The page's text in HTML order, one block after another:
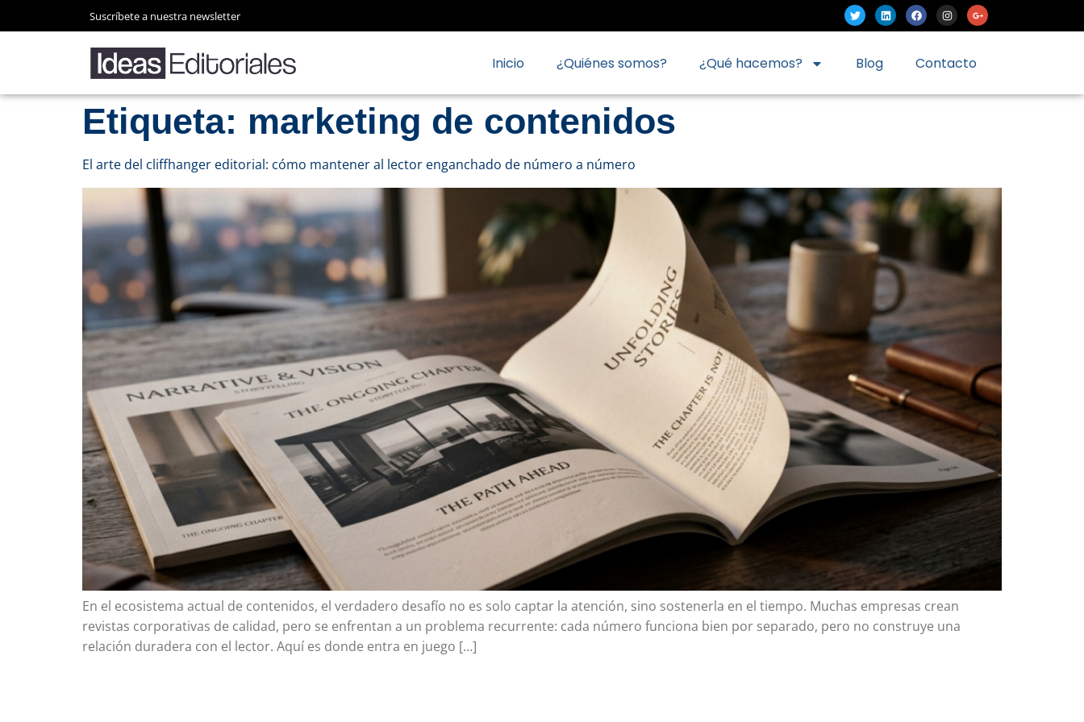
Suscríbete a nuestra newsletter
Inicio ¿Quiénes somos? ¿Qué hacemos? Blog Contacto
Etiqueta: marketing de contenidos
El arte del cliffhanger editorial: cómo mantener al lector enganchado de número a número
En el ecosistema actual de contenidos, el verdadero desafío no es solo captar la atención, sino sostenerla en el tiempo. Muchas empresas crean
revistas corporativas de calidad, pero se enfrentan a un problema recurrente: cada número funciona bien por separado, pero no construye una
relación duradera con el lector. Aquí es donde entra en juego […]